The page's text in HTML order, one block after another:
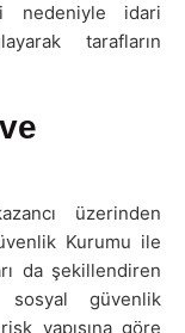
nedeniyle idari
tarafların
üzerinden
Kurumu ile
da şekillendiren
güvenlik
yapısına göre